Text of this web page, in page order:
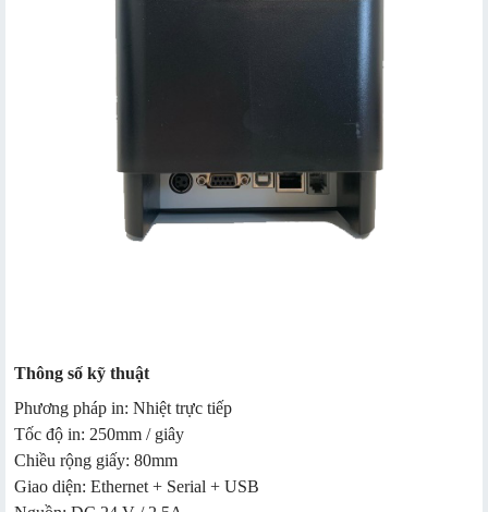
Thông số kỹ thuật
Phương pháp in: Nhiệt trực tiếp
Tốc độ in: 250mm / giây
Chiều rộng giấy: 80mm
Giao diện: Ethernet + Serial + USB